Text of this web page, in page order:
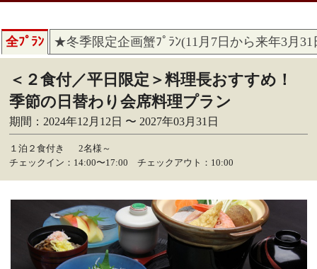
全ﾌﾟﾗﾝ ★冬季限定企画蟹ﾌﾟﾗﾝ(11月7日から来年3月
＜２食付／平日限定＞料理長おすすめ！
季節の日替わり会席料理プラン
期間：2024年12月12日 〜 2027年03月31日
１泊２食付き
2名様～
チェックイン：14:00〜17:00 チェックアウト：10:00